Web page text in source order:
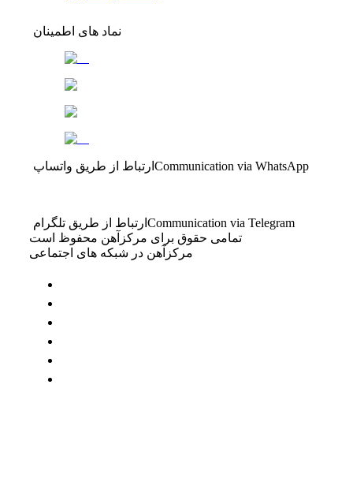
نماد های اطمینان
ارتباط از طریق واتساپ Communication via WhatsApp
ارتباط از طریق تلگرام Communication via Telegram
تمامی حقوق برای مرکزآهن محفوظ است
مرکزآهن در شبکه های اجتماعی